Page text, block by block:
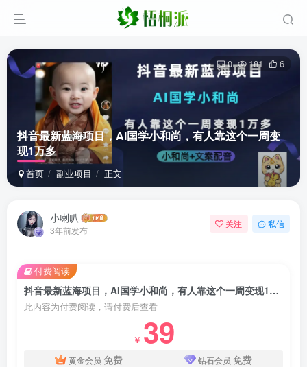
抖音最新蓝海项目，AI国学小和尚，有人靠这个一周变
现1万多
首页 副业项目 正文
0 181 6
小喇叭
3年前发布
关注 私信
抖音最新蓝海项目，AI国学小和尚，有人靠这个一周变现1万多
此内容为付费阅读，请付费后查看
￥ 39
黄金会员 免费 钻石会员 免费
付费阅读